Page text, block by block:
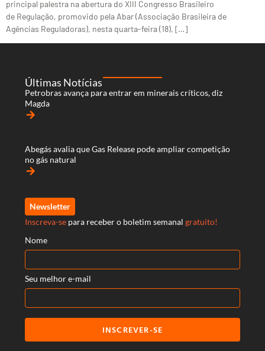
principal palestra na abertura do XIII Congresso Brasileiro
de Regulação, promovido pela Abar (Associação Brasileira de
Agências Reguladoras), nesta quarta-feira (18), […]
Últimas Notícias
Petrobras avança para entrar em minerais críticos, diz
Magda
arrow_forward
Abegás avalia que Gas Release pode ampliar competição
no gás natural
arrow_forward
Newsletter
Inscreva-se para receber o boletim semanal gratuito!
Nome
Seu melhor e-mail
INSCREVER-SE